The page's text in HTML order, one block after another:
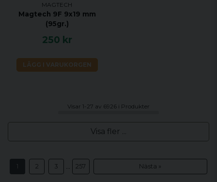
MAGTECH
Magtech 9F 9x19 mm
(95gr.)
250 kr
LÄGG I VARUKORGEN
Visar 1-27 av 6926 i Produkter
Visa fler ...
1 2 3 257 Nästa »